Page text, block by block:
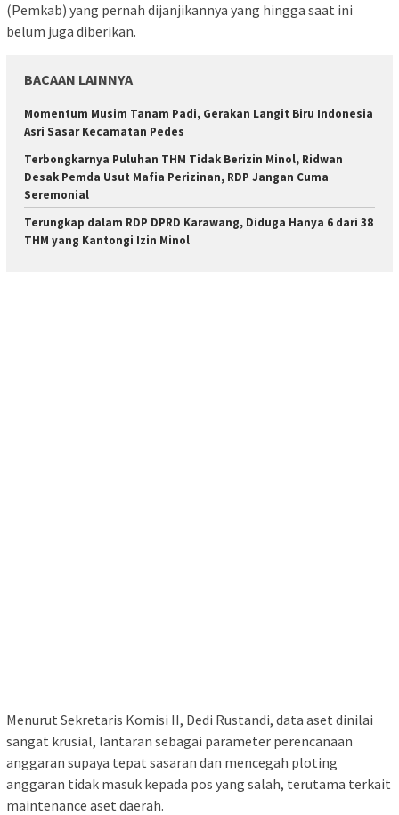
(Pemkab) yang pernah dijanjikannya yang hingga saat ini
belum juga diberikan.
BACAAN LAINNYA
Momentum Musim Tanam Padi, Gerakan Langit Biru Indonesia
Asri Sasar Kecamatan Pedes
Terbongkarnya Puluhan THM Tidak Berizin Minol, Ridwan
Desak Pemda Usut Mafia Perizinan, RDP Jangan Cuma
Seremonial
Terungkap dalam RDP DPRD Karawang, Diduga Hanya 6 dari 38
THM yang Kantongi Izin Minol
Menurut Sekretaris Komisi II, Dedi Rustandi, data aset dinilai
sangat krusial, lantaran sebagai parameter perencanaan
anggaran supaya tepat sasaran dan mencegah ploting
anggaran tidak masuk kepada pos yang salah, terutama terkait
maintenance aset daerah.